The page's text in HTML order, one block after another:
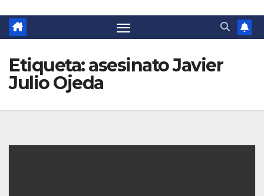
Etiqueta:asesinato Javier
Julio Ojeda